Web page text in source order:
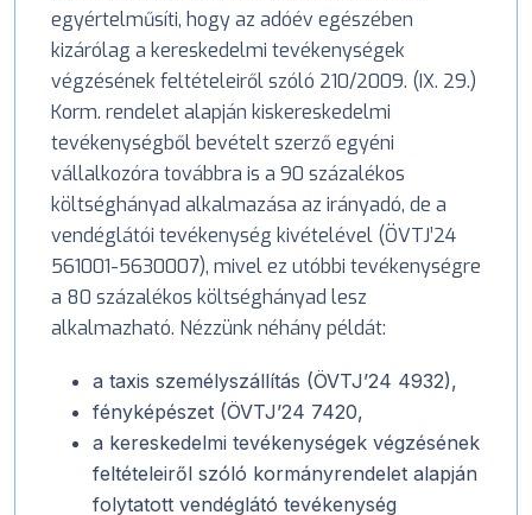
egyértelműsíti, hogy az adóév egészében
kizárólag a kereskedelmi tevékenységek
végzésének feltételeiről szóló 210/2009. (IX. 29.)
Korm. rendelet alapján kiskereskedelmi
tevékenységből bevételt szerző egyéni
vállalkozóra továbbra is a 90 százalékos
költséghányad alkalmazása az irányadó, de a
vendéglátói tevékenység kivételével (ÖVTJ’24
561001-5630007), mivel ez utóbbi tevékenységre
a 80 százalékos költséghányad lesz
alkalmazható. Nézzünk néhány példát:
a taxis személyszállítás (ÖVTJ’24 4932),
fényképészet (ÖVTJ’24 7420,
­a kereskedelmi tevékenységek végzésének
feltételeiről szóló kormányrendelet alapján
folytatott vendéglátó tevékenység